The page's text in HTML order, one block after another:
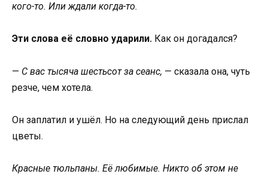
кого-то. Или ждали когда-то.
Эти слова её словно ударили. Как он догадался?
— С вас тысяча шестьсот за сеанс, — сказала она, чуть
резче, чем хотела.
Он заплатил и ушёл. Но на следующий день прислал
цветы.
Красные тюльпаны. Её любимые. Никто об этом не